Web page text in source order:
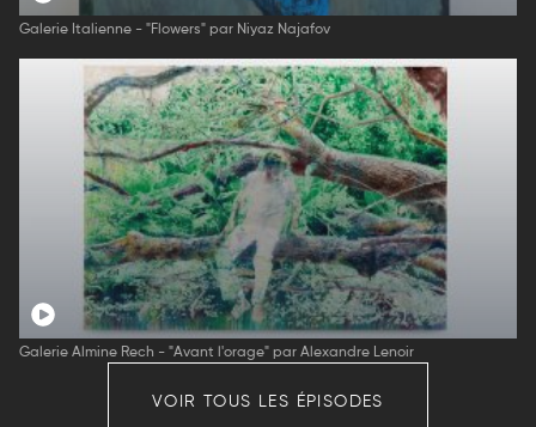
Galerie Italienne - "Flowers" par Niyaz Najafov
Galerie Almine Rech - "Avant l'orage" par Alexandre Lenoir
VOIR TOUS LES ÉPISODES